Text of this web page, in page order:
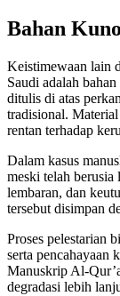
Bahan
Keistimewaan lain
Saudi adalah
ditulis di atas
tradisional.
rentan terhadap
Dalam kasus
meski telah
lembaran, dan
tersebut disimpan
Proses pelestarian
serta pencahayaan
Manuskrip Al-
degradasi lebih